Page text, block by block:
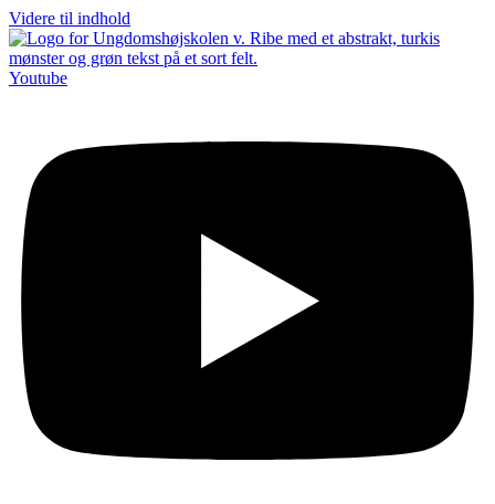
Videre til indhold
Youtube